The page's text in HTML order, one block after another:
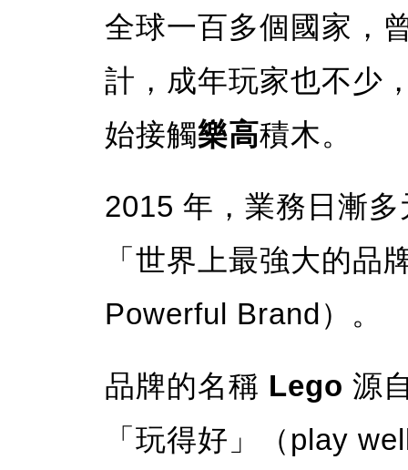
全球一百多個國家，
計，成年玩家也不少
始接觸樂高積木。
2015 年，業務日漸多
「世界上最強大的品
Powerful Brand）。
品牌的名稱 Lego 源
「玩得好」（play